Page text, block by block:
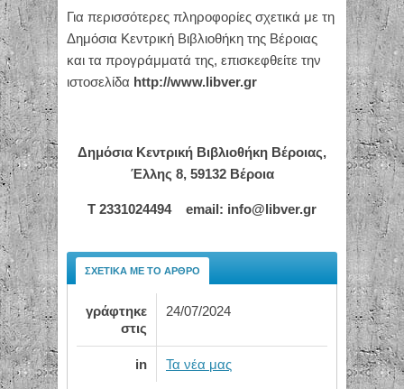
Για περισσότερες πληροφορίες σχετικά με τη
Δημόσια Κεντρική Βιβλιοθήκη της Βέροιας
και τα προγράμματά της, επισκεφθείτε την
ιστοσελίδα http://www.libver.gr
Δημόσια Κεντρική Βιβλιοθήκη Βέροιας,
Έλλης 8, 59132 Βέροια
Τ 2331024494 email: info@libver.gr
ΣΧΕΤΙΚΆ ΜΕ ΤΟ ΆΡΘΡΟ
γράφτηκε
στις
24/07/2024
in Τα νέα μας